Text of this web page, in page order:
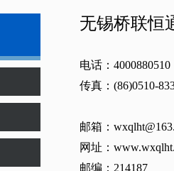
无锡桥联恒
电话：4000880510
传真： (86)0510-
邮箱：
网址：
邮编：214187